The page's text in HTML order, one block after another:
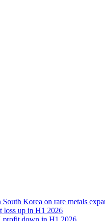
Korea on rare metals
loss up in H1 2026
down in H1 2026